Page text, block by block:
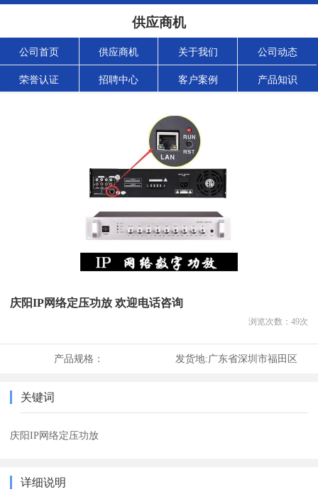
供应商机
公司首页 供应商机 关于我们 公司动态
荣誉认证 招聘中心 客户案例 产品知识
庆阳IP网络定压功放 欢迎电话咨询
浏览次数： 49次
产品规格： 发货地:广东省深圳市福田区
关键词
庆阳IP网络定压功放
详细说明